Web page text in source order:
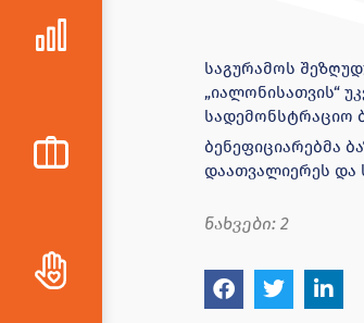
საგურამოს
„იალონისათვის“
სადემონსტრაციო
ბენეფიციარებმა
დაათვალიერეს და
ნახვები: 2